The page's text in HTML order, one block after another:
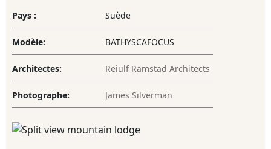
Pays : Suède
Modèle: BATHYSCAFOCUS
Architectes: Reiulf Ramstad Architects
Photographe: James Silverman